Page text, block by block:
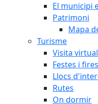
El municipi
Patrimoni
Mapa
Turisme
Visita
Festes i fires
Llocs
Rutes
On dormir